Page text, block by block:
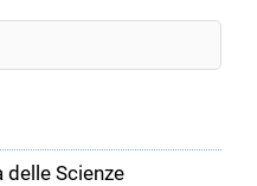
delle Scienze